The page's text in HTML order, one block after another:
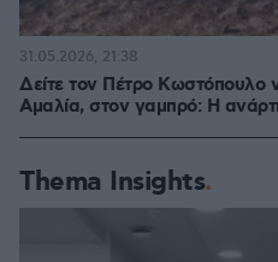
Δείτε τον Πέτρο Κωστόπουλο
Αμαλία, στον γαμπρό: Η
31.05.2026, 21:38
Thema Insights